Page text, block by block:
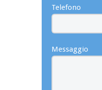
Telefono
Messaggio